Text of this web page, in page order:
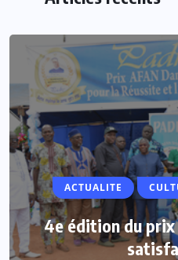
ACTUALITE
4e édition du prix